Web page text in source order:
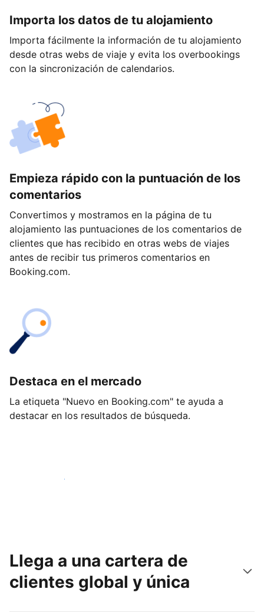
Importa los datos de tu alojamiento
Importa fácilmente la información de tu alojamiento
desde otras webs de viaje y evita los overbookings
con la sincronización de calendarios.
Empieza rápido con la puntuación de los
comentarios
Convertimos y mostramos en la página de tu
alojamiento las puntuaciones de los comentarios de
clientes que has recibido en otras webs de viajes
antes de recibir tus primeros comentarios en
Booking.com.
Destaca en el mercado
La etiqueta "Nuevo en Booking.com" te ayuda a
destacar en los resultados de búsqueda.
Empieza hoy mismo
Llega a una cartera de
clientes global y única